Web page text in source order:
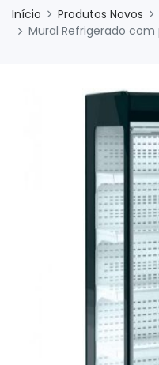
Início Produtos Novos
Mural Refrigerado